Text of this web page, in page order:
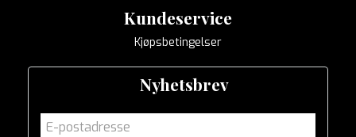
Kundeservice
Kjøpsbetingelser
Nyhetsbrev